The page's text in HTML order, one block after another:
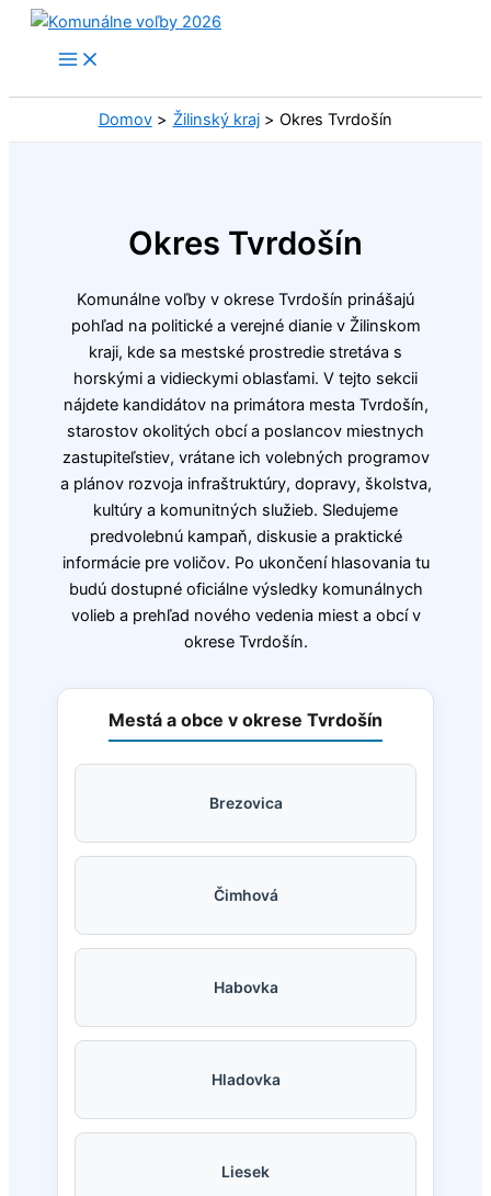
Preskočiť
Domov Žilinský kraj Okres Tvrdošín
Okres Tvrdošín
Komunálne voľby v okrese Tvrdošín prinášajú
pohľad na politické a verejné dianie v Žilinskom
kraji, kde sa mestské prostredie stretáva s
horskými a vidieckymi oblasťami. V tejto sekcii
nájdete kandidátov na primátora mesta Tvrdošín,
starostov okolitých obcí a poslancov miestnych
zastupiteľstiev, vrátane ich volebných programov
a plánov rozvoja infraštruktúry, dopravy, školstva,
kultúry a komunitných služieb. Sledujeme
predvolebnú kampaň, diskusie a praktické
informácie pre voličov. Po ukončení hlasovania tu
budú dostupné oficiálne výsledky komunálnych
volieb a prehľad nového vedenia miest a obcí v
okrese Tvrdošín.
Mestá a obce v okrese Tvrdošín
Brezovica
Čimhová
Habovka
Hladovka
Liesek